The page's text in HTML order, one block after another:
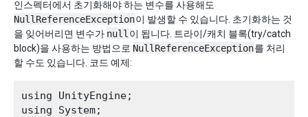
인스펙터에서 초기화해야 하는 변수를 사용해도
NullReferenceException이 발생할 수 있습니다. 초기화하는 것
을 잊어버리면 변수가 null 이 됩니다. 트라이/캐치 블록(try/catch
block)을 사용하는 방법으로 NullReferenceException를 처리
할 수도 있습니다. 코드 예제:
using UnityEngine;
using System;